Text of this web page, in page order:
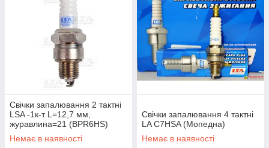
Свічки запалювання 2 тактні
LSA -1к-т L=12,7 мм,
журавлина=21 (BPR6HS)
Немає в наявності
Свічки запалювання 4 тактні
LA C7HSA (Мопедна)
Немає в наявності